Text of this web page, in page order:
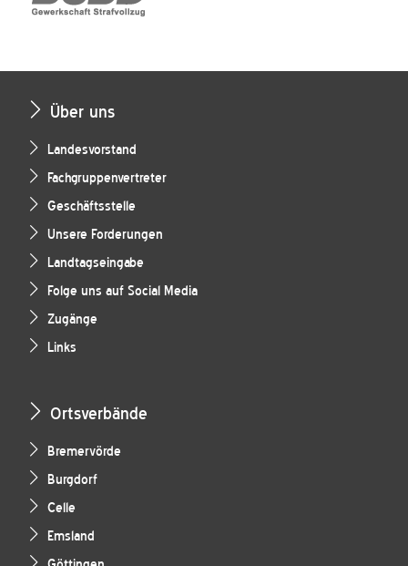
Über uns
Landesvorstand
Fachgruppenvertreter
Geschäftsstelle
Unsere Forderungen
Landtagseingabe
Folge uns auf Social Media
Zugänge
Links
Ortsverbände
Bremervörde
Burgdorf
Celle
Emsland